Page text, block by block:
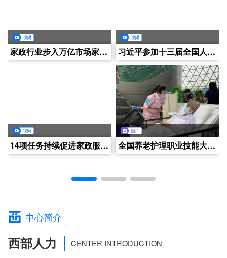
家政行业步入万亿市场家政需求加速增长
14项任务持续促进家政服务业提质扩容九部门发布工作方案
习近平参加十三届全国人大一次会议对家政行业的嘱托
全国养老护理职业技能大赛启动
四川西部人力资源开发中心2024年技能人才评价（日常）工作快讯（2024年12月第2周）
四川西部人力资源开发中心2024年技能人才评价（日常）工作快讯（2024年12月第1周）
2024年11月第4周-考务人的一周
四川西部人力资源开发中心2024年技能人才评价（日常）工作快讯（2024年11月第3周）
四川西部人力资源开发中心技能人才认定中心正式亮相成都电视台CDTV5大型民生电视栏目《养老全接触》
老年人营养系列科普讲座《养老生活，吃什么更营养》（第四集）
老年人营养系列科普讲座《养老生活，吃什么更营养》（第三集）
老年人营养系列科普讲座《养老生活，吃什么更营养》（第二集）
中心简介
西部人力 CENTER INTRODUCTION